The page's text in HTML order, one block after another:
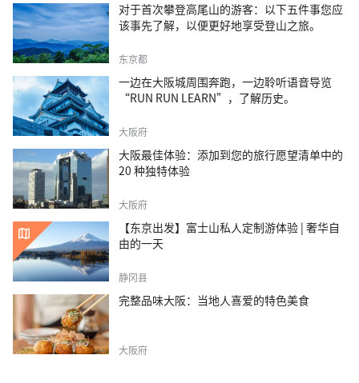
对于首次攀登高尾山的游客：以下五件事您应
该事先了解，以便更好地享受登山之旅。
东京都
一边在大阪城周围奔跑，一边聆听语音导览
“RUN RUN LEARN”，了解历史。
大阪府
大阪最佳体验：添加到您的旅行愿望清单中的
20 种独特体验
大阪府
【东京出发】富士山私人定制游体验 | 奢华自
由的一天
静冈县
完整品味大阪：当地人喜爱的特色美食
大阪府